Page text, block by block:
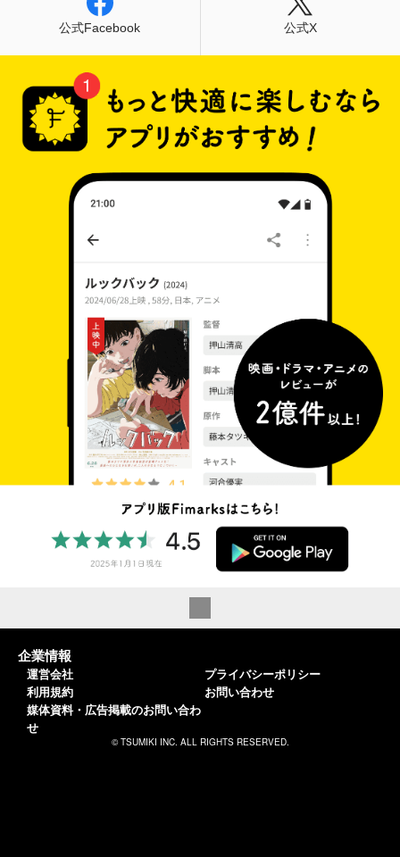
公式Facebook 公式X
企業情報
運営会社
利用規約
媒体資料・広告掲載のお問い合わ
せ
プライバシーポリシー
お問い合わせ
© TSUMIKI INC. ALL RIGHTS RESERVED.